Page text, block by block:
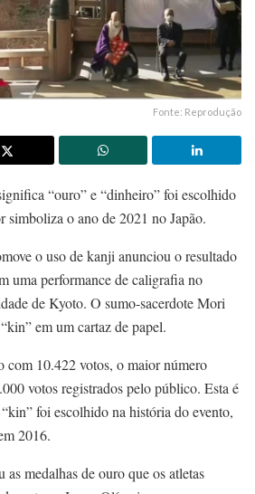
Fonte: Reprodução
“ouro” e “dinheiro” foi escolhido
simboliza o ano de 2021 no Japão.
o uso de kanji anunciou o resultado
uma performance de caligrafia no
de Kyoto. O sumo-sacerdote Mori
em um cartaz de papel.
com 10.422 votos, o maior número
votos registrados pelo público. Esta é
foi escolhido na história do evento,
2016.
as medalhas de ouro que os atletas